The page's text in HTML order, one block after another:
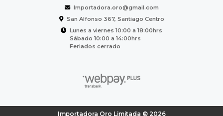
Importadora.oro@gmail.com
San Alfonso 367, Santiago Centro
Lunes a viernes 10:00 a 18:00hrs
Sábado 10:00 a 14:00hrs
Feriados cerrado
Importadora Oro Limitada © 2026